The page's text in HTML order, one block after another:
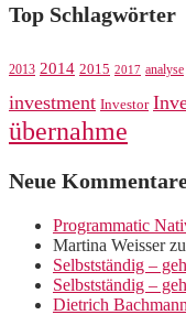
Top Schlagwörter
2013 2014 2015 2017 analyse
investment Investor
übernahme
Neue
Programmatic
Martina Weisserzu
Selbstständig –
Selbstständig –
Dietrich Bachmann